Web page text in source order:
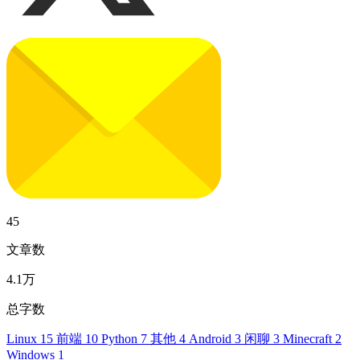
45
文章数
4.1万
总字数
Linux 15 前端 10 Python 7 其他 4 Android 3 闲聊 3 Minecraft 2
Windows 1